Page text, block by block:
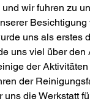
wir fuhren zu
Besichtigung
uns als erstes
uns viel über
der
der
die Werkstatt